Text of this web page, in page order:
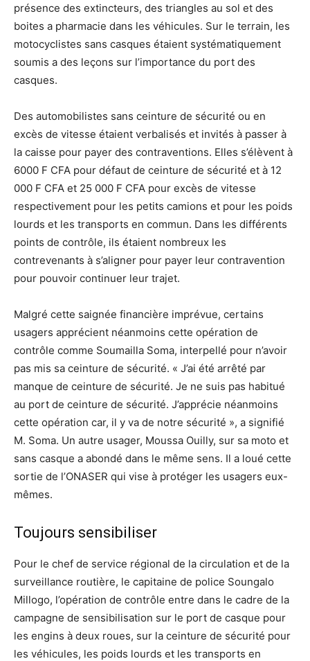
présence des extincteurs, des triangles au sol et des
boites a pharmacie dans les véhicules. Sur le terrain, les
motocyclistes sans casques étaient systématiquement
soumis a des leçons sur l’importance du port des
casques.
Des automobilistes sans ceinture de sécurité ou en
excès de vitesse étaient verbalisés et invités à passer à
la caisse pour payer des contraventions. Elles s’élèvent à
6000 F CFA pour défaut de ceinture de sécurité et à 12
000 F CFA et 25 000 F CFA pour excès de vitesse
respectivement pour les petits camions et pour les poids
lourds et les transports en commun. Dans les différents
points de contrôle, ils étaient nombreux les
contrevenants à s’aligner pour payer leur contravention
pour pouvoir continuer leur trajet.
Malgré cette saignée financière imprévue, certains
usagers apprécient néanmoins cette opération de
contrôle comme Soumailla Soma, interpellé pour n’avoir
pas mis sa ceinture de sécurité. « J’ai été arrêté par
manque de ceinture de sécurité. Je ne suis pas habitué
au port de ceinture de sécurité. J’apprécie néanmoins
cette opération car, il y va de notre sécurité », a signifié
M. Soma. Un autre usager, Moussa Ouilly, sur sa moto et
sans casque a abondé dans le même sens. Il a loué cette
sortie de l’ONASER qui vise à protéger les usagers eux-
mêmes.
Toujours sensibiliser
Pour le chef de service régional de la circulation et de la
surveillance routière, le capitaine de police Soungalo
Millogo, l’opération de contrôle entre dans le cadre de la
campagne de sensibilisation sur le port de casque pour
les engins à deux roues, sur la ceinture de sécurité pour
les véhicules, les poids lourds et les transports en